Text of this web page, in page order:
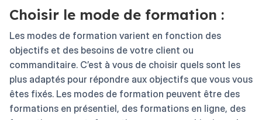
Choisir le mode de formation :
Les modes de formation varient en fonction des
objectifs et des besoins de votre client ou
commanditaire. C’est à vous de choisir quels sont les
plus adaptés pour répondre aux objectifs que vous vous
êtes fixés. Les modes de formation peuvent être des
formations en présentiel, des formations en ligne, des